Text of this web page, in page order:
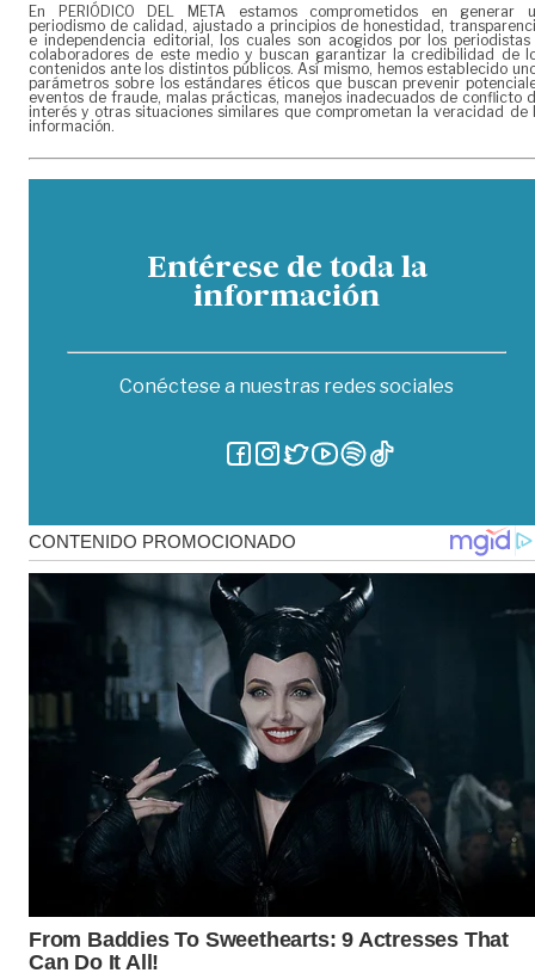
En PERIÓDICO DEL META estamos comprometidos en generar
periodismo de calidad, ajustado a principios de honestidad,
e independencia editorial, los cuales son acogidos por los periodistas
colaboradores de este medio y buscan garantizar la credibilidad de
contenidos ante los distintos públicos. Así mismo, hemos establecido
parámetros sobre los estándares éticos que buscan prevenir
eventos de fraude, malas prácticas, manejos inadecuados de conflicto
interés y otras situaciones similares que comprometan la veracidad de
información.
Entérese de toda la
información
Conéctese a nuestras redes sociales